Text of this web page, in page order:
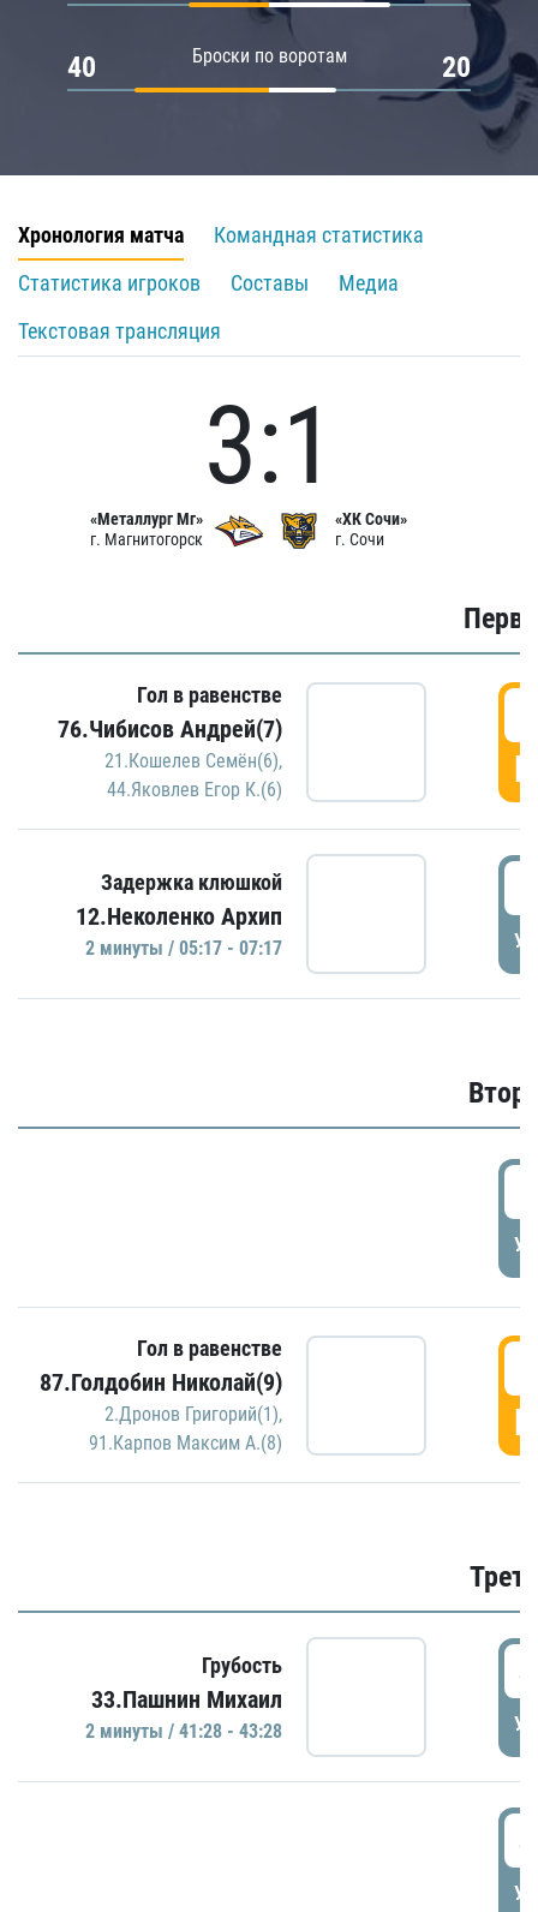
Броски по воротам
40 20
Хронология матча
Командная статистика
Статистика игроков
Составы
Медиа
Текстовая трансляция
«Металлург Мг»
г. Магнитогорск
3:1
«ХК Сочи»
г. Сочи
Гол в равенстве
76.Чибисов Андрей(7)
21.Кошелев Семён(6),
44.Яковлев Егор К.(6)
Задержка клюшкой
12.Неколенко Архип
2 минуты / 05:17 - 07:17
Гол в равенстве
87.Голдобин Николай(9)
2.Дронов Григорий(1),
91.Карпов Максим А.(8)
Грубость
33.Пашнин Михаил
2 минуты / 41:28 - 43:28